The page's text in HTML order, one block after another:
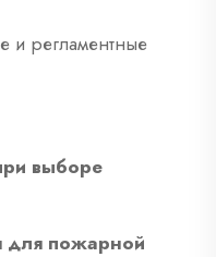
и регламентные
выборе
для пожарной